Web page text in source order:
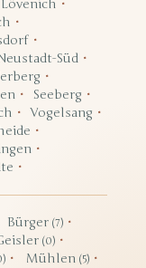
Lövenich
Süd
Seeberg
Vogelsang
Bürger (7)
(0)
Mühlen (5)